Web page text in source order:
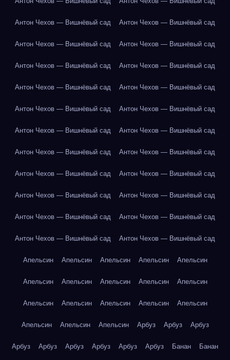
Антон Чехов — Вишнёвый сад Антон Чехов — Вишнёвый сад
Антон Чехов — Вишнёвый сад Антон Чехов — Вишнёвый сад
Антон Чехов — Вишнёвый сад Антон Чехов — Вишнёвый сад
Антон Чехов — Вишнёвый сад Антон Чехов — Вишнёвый сад
Антон Чехов — Вишнёвый сад Антон Чехов — Вишнёвый сад
Антон Чехов — Вишнёвый сад Антон Чехов — Вишнёвый сад
Антон Чехов — Вишнёвый сад Антон Чехов — Вишнёвый сад
Антон Чехов — Вишнёвый сад Антон Чехов — Вишнёвый сад
Антон Чехов — Вишнёвый сад Антон Чехов — Вишнёвый сад
Антон Чехов — Вишнёвый сад Антон Чехов — Вишнёвый сад
Антон Чехов — Вишнёвый сад Антон Чехов — Вишнёвый сад
Апельсин Апельсин Апельсин Апельсин Апельсин
Апельсин Апельсин Апельсин Апельсин Апельсин
Апельсин Апельсин Апельсин Апельсин Апельсин
Апельсин Апельсин Апельсин Арбуз Арбуз Арбуз
Арбуз Арбуз Арбуз Арбуз Арбуз Арбуз Банан Банан